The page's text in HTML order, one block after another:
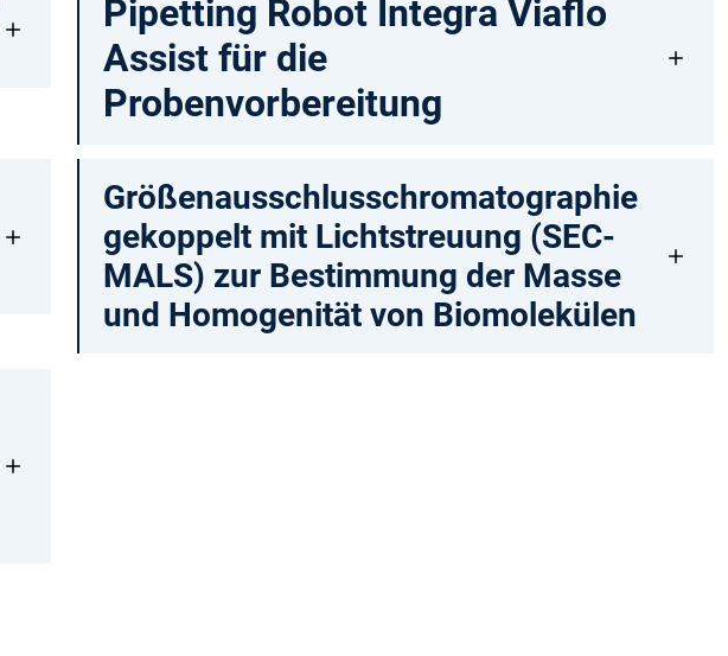
Pipetting Robot Integra Viaflo
Assist für die
Probenvorbereitung
Größenausschlusschromatographie
gekoppelt mit Lichtstreuung (SEC-
MALS) zur Bestimmung der Masse
und Homogenität von Biomolekülen